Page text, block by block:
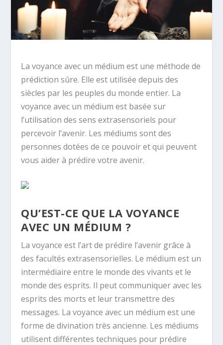
La voyance avec un médium est une méthode de
prédiction sûre. Elle est utilisée depuis des
siècles par les peuples du monde entier. La
voyance avec un médium est basée sur
l’utilisation des sens extrasensoriels pour
percevoir l’avenir. Les médiums sont des
personnes dotées de ce pouvoir et qui peuvent
vous aider à prédire votre avenir.
QU’EST-CE QUE LA VOYANCE
AVEC UN MÉDIUM ?
La voyance est l’art de prédire l’avenir grâce à
des facultés extrasensorielles. Le médium est un
intermédiaire entre le monde des vivants et le
monde des esprits. Il peut communiquer avec les
esprits des morts et leur transmettre des
messages. La voyance avec un médium est une
forme de divination très ancienne. Les médiums
utilisent différentes techniques pour prédire